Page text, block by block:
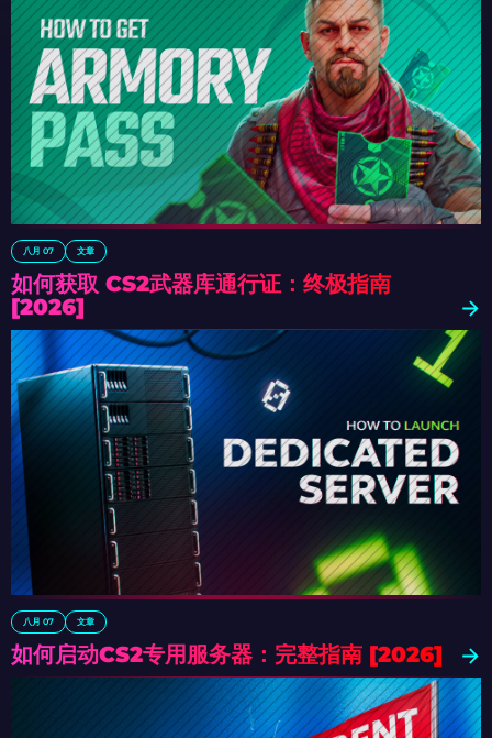
八月 07 文章
如何获取 CS2武器库通行证：终极指南
[2026]
八月 07 文章
如何启动CS2专用服务器：完整指南 [2026]